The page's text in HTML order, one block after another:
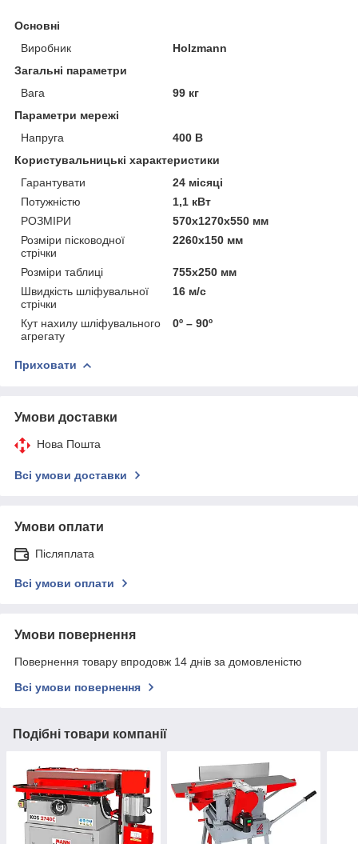
Основні
Виробник
Holzmann
Загальні параметри
Вага
99 кг
Параметри мережі
Напруга
400 В
Користувальницькі характеристики
Гарантувати
24 місяці
Потужністю
1,1 кВт
РОЗМІРИ
570x1270x550 мм
Розміри пісководної
стрічки
2260x150 мм
Розміри таблиці
755x250 мм
Швидкість шліфувальної
стрічки
16 м/с
Кут нахилу шліфувального
агрегату
0º – 90º
Приховати
Умови доставки
Нова Пошта
Всі умови доставки
Умови оплати
Післяплата
Всі умови оплати
Умови повернення
Повернення товару впродовж 14 днів за домовленістю
Всі умови повернення
Подібні товари компанії